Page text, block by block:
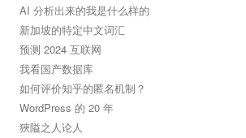
AI 分析出来的我是什么样的
新加坡的特定中文词汇
预测 2024 互联网
我看国产数据库
如何评价知乎的匿名机制？
WordPress 的 20 年
狹隘之人论人